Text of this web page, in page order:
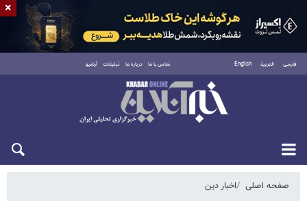
فارسی العربية English تماس با ما درباره ما تبلیغات آرشیو
پنجشنبه ۱۵ مرداد ۱۴۰۵
صفحه اصلی اخبار دین
×